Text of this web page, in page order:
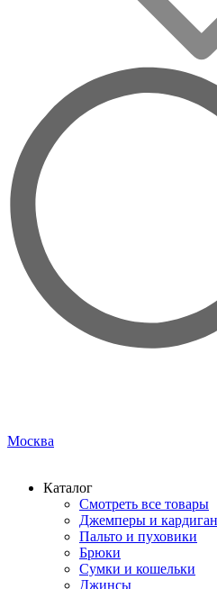
Москва
Каталог
Смотреть все товары
Джемперы и
Пальто и пуховики
Брюки
Сумки и кошельки
Джинсы